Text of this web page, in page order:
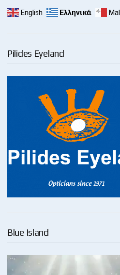
English Ελληνικά
Pilides Eyeland
Blue Island